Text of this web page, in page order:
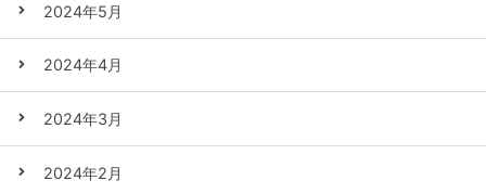
2024年5月
2024年4月
2024年3月
2024年2月